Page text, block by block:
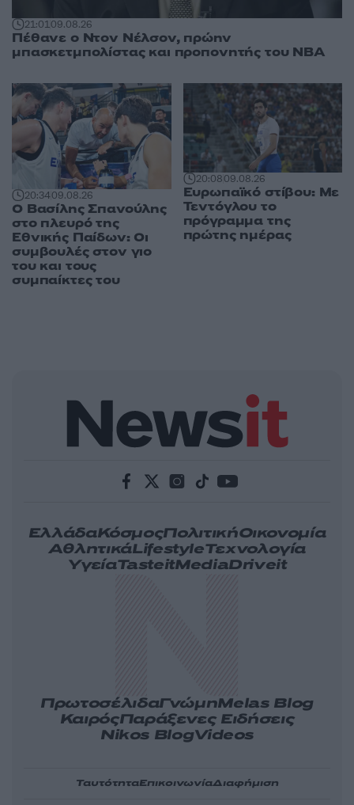
21:0109.08.26
Πέθανε ο Ντον Νέλσον, πρώην
μπασκετμπολίστας και προπονητής του NBA
20:3409.08.26
Ο Βασίλης Σπανούλης
στο πλευρό της
Εθνικής Παίδων: Οι
συμβουλές στον γιο
του και τους
συμπαίκτες του
20:0809.08.26
Ευρωπαϊκό στίβου: Με
Τεντόγλου το
πρόγραμμα της
πρώτης ημέρας
ΕλλάδαΚόσμοςΠολιτικήΟικονομία
ΑθλητικάLifestyleΤεχνολογία
ΥγείαTasteitMediaDriveit
ΠρωτοσέλιδαΓνώμηMelas Blog
ΚαιρόςΠαράξενες Ειδήσεις
Nikos BlogVideos
ΤαυτότηταΕπικοινωνίαΔιαφήμιση